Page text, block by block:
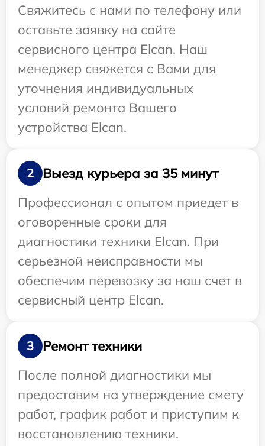
Свяжитесь с нами по телефону или
оставьте заявку на сайте
сервисного центра Elcan. Наш
менеджер свяжется с Вами для
уточнения индивидуальных
условий ремонта Вашего
устройства Elcan.
2
Выезд курьера за 35 минут
Профессионал с опытом приедет в
оговоренные сроки для
диагностики техники Elcan. При
серьезной неисправности мы
обеспечим перевозку за наш счет в
сервисный центр Elcan.
3
Ремонт техники
После полной диагностики мы
предоставим на утверждение смету
работ, график работ и приступим к
восстановлению техники.